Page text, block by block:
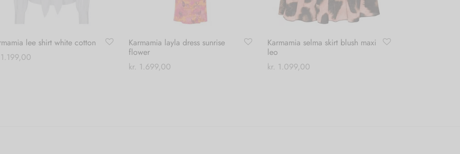
lee shirt white cotton
1.199,00
Karmamia layla dress sunrise
flower
kr. 1.699,00
Karmamia selma skirt blush maxi
leo
kr. 1.099,00